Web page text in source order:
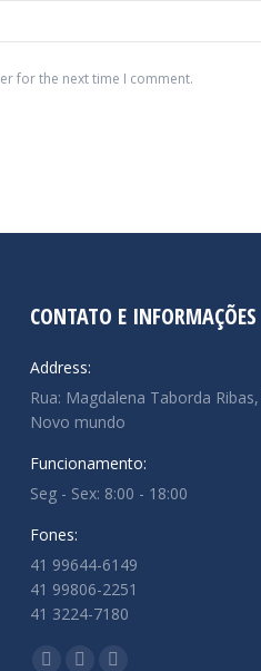
for the next time I comment.
CONTATO E INFORMAÇÕES
Address:
Rua: Magdalena Taborda
Novo mundo
Funcionamento:
Seg - Sex: 8:00 - 18:00
Fones:
41 99644-6149
41 99806-2251
41 3224-7180
Encontre-nos em: